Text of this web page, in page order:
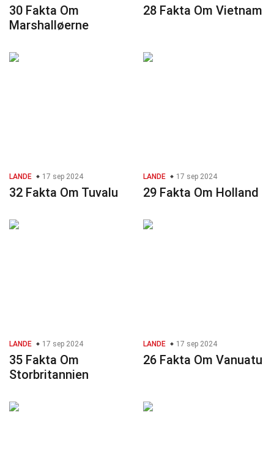
30 Fakta Om
Marshalløerne
28 Fakta Om Vietnam
LANDE 17 sep 2024
32 Fakta Om Tuvalu
LANDE 17 sep 2024
29 Fakta Om Holland
LANDE 17 sep 2024
35 Fakta Om
Storbritannien
LANDE 17 sep 2024
26 Fakta Om Vanuatu